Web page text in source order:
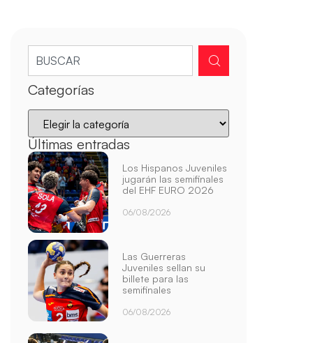
Categorías
Últimas entradas
Los Hispanos Juveniles
jugarán las semifinales
del EHF EURO 2026
06/08/2026
Las Guerreras
Juveniles sellan su
billete para las
semifinales
06/08/2026